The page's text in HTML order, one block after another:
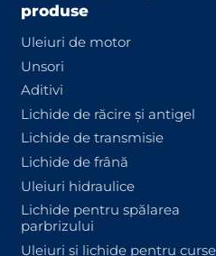
produse
Uleiuri de motor
Unsori
Aditivi
Lichide de răcire și antigel
Lichide de transmisie
Lichide de frână
Uleiuri hidraulice
Lichide pentru spălarea
parbrizului
Uleiuri și lichide pentru curse